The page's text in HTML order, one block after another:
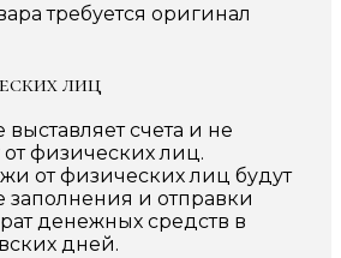
требуется оригинал
лиц
счета и не
физических лиц.
от физических лиц будут
и отправки
денежных средств в
дней.